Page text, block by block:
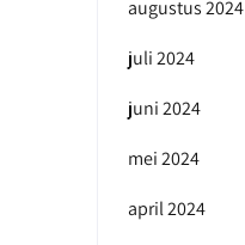
augustus 2024
juli 2024
juni 2024
mei 2024
april 2024